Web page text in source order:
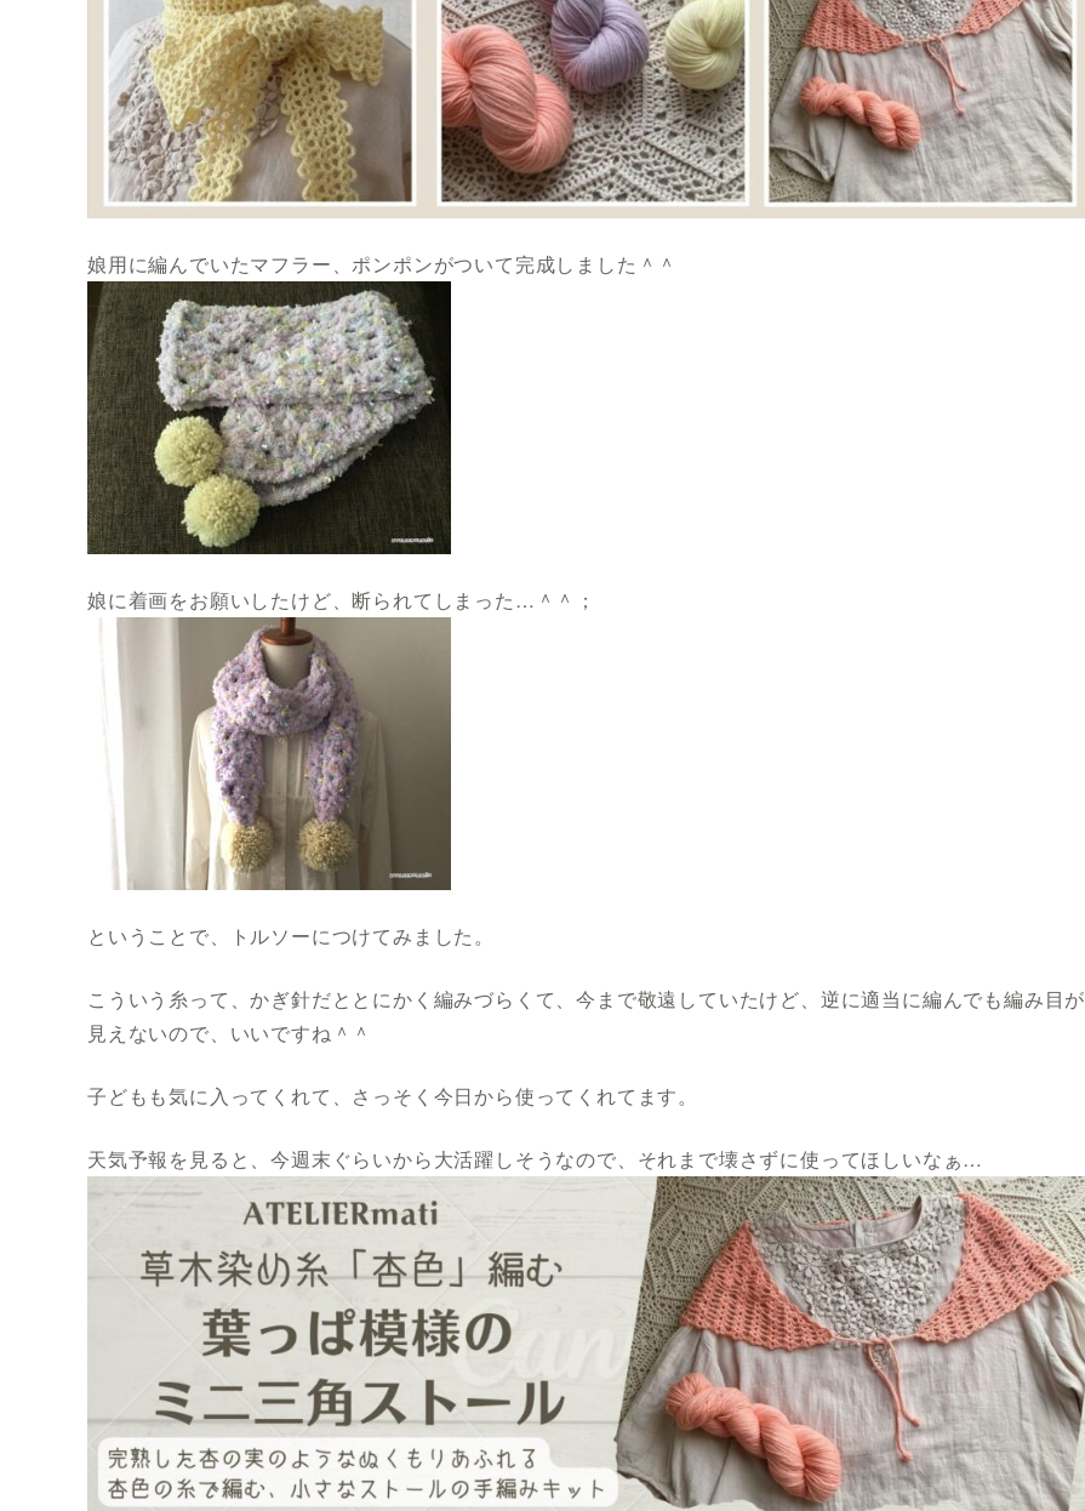
娘用に編んでいたマフラー、ポンポンがついて完成しました＾＾
娘に着画をお願いしたけど、断られてしまった…＾＾；
ということで、トルソーにつけてみました。
こういう糸って、かぎ針だととにかく編みづらくて、今まで敬遠していたけど、逆に適当に編んでも編み目が
見えないので、いいですね＾＾
子どもも気に入ってくれて、さっそく今日から使ってくれてます。
天気予報を見ると、今週末ぐらいから大活躍しそうなので、それまで壊さずに使ってほしいなぁ…